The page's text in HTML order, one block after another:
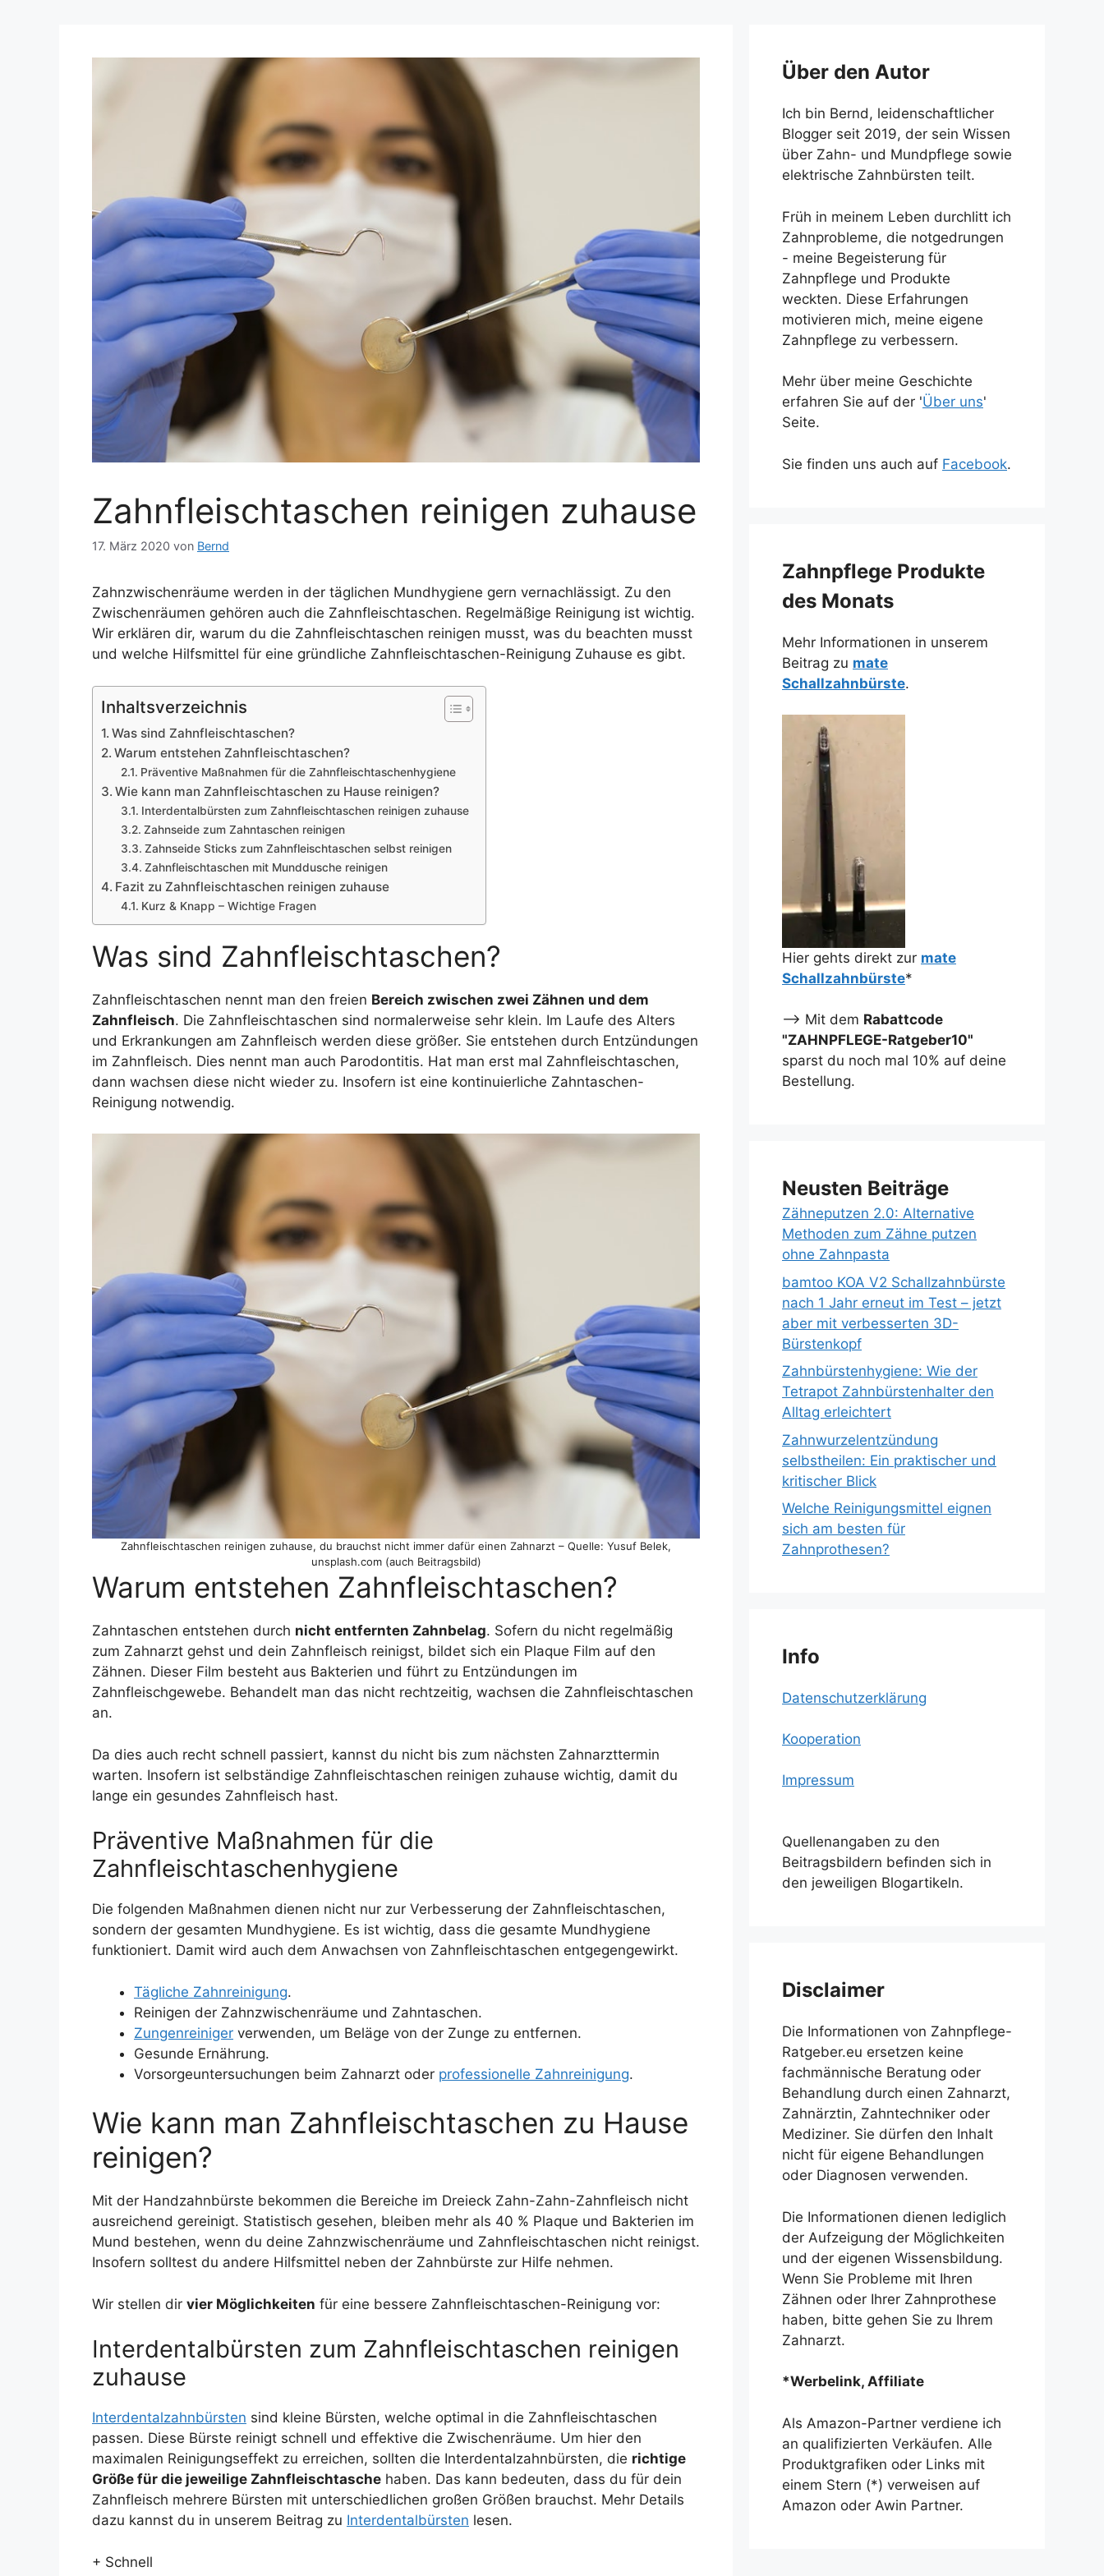
Zahnfleischtaschen reinigen zuhause
17. März 2020 von Bernd
Zahnzwischenräume werden in der täglichen Mundhygiene gern vernachlässigt. Zu den
Zwischenräumen gehören auch die Zahnfleischtaschen. Regelmäßige Reinigung ist wichtig.
Wir erklären dir, warum du die Zahnfleischtaschen reinigen musst, was du beachten musst
und welche Hilfsmittel für eine gründliche Zahnfleischtaschen-Reinigung Zuhause es gibt.
Inhaltsverzeichnis
Was sind Zahnfleischtaschen?
Warum entstehen Zahnfleischtaschen?
Präventive Maßnahmen für die Zahnfleischtaschenhygiene
Wie kann man Zahnfleischtaschen zu Hause reinigen?
Interdentalbürsten zum Zahnfleischtaschen reinigen zuhause
Zahnseide zum Zahntaschen reinigen
Zahnseide Sticks zum Zahnfleischtaschen selbst reinigen
Zahnfleischtaschen mit Munddusche reinigen
Fazit zu Zahnfleischtaschen reinigen zuhause
Kurz & Knapp – Wichtige Fragen
Was sind Zahnfleischtaschen?
Zahnfleischtaschen nennt man den freien Bereich zwischen zwei Zähnen und dem
Zahnfleisch. Die Zahnfleischtaschen sind normalerweise sehr klein. Im Laufe des Alters
und Erkrankungen am Zahnfleisch werden diese größer. Sie entstehen durch Entzündungen
im Zahnfleisch. Dies nennt man auch Parodontitis. Hat man erst mal Zahnfleischtaschen,
dann wachsen diese nicht wieder zu. Insofern ist eine kontinuierliche Zahntaschen-
Reinigung notwendig.
Zahnfleischtaschen reinigen zuhause, du brauchst nicht immer dafür einen Zahnarzt – Quelle: Yusuf Belek,
unsplash.com (auch Beitragsbild)
Warum entstehen Zahnfleischtaschen?
Zahntaschen entstehen durch nicht entfernten Zahnbelag. Sofern du nicht regelmäßig
zum Zahnarzt gehst und dein Zahnfleisch reinigst, bildet sich ein Plaque Film auf den
Zähnen. Dieser Film besteht aus Bakterien und führt zu Entzündungen im
Zahnfleischgewebe. Behandelt man das nicht rechtzeitig, wachsen die Zahnfleischtaschen
an.
Da dies auch recht schnell passiert, kannst du nicht bis zum nächsten Zahnarzttermin
warten. Insofern ist selbständige Zahnfleischtaschen reinigen zuhause wichtig, damit du
lange ein gesundes Zahnfleisch hast.
Präventive Maßnahmen für die
Zahnfleischtaschenhygiene
Die folgenden Maßnahmen dienen nicht nur zur Verbesserung der Zahnfleischtaschen,
sondern der gesamten Mundhygiene. Es ist wichtig, dass die gesamte Mundhygiene
funktioniert. Damit wird auch dem Anwachsen von Zahnfleischtaschen entgegengewirkt.
Tägliche Zahnreinigung.
Reinigen der Zahnzwischenräume und Zahntaschen.
Zungenreiniger verwenden, um Beläge von der Zunge zu entfernen.
Gesunde Ernährung.
Vorsorgeuntersuchungen beim Zahnarzt oder professionelle Zahnreinigung.
Wie kann man Zahnfleischtaschen zu Hause
reinigen?
Mit der Handzahnbürste bekommen die Bereiche im Dreieck Zahn-Zahn-Zahnfleisch nicht
ausreichend gereinigt. Statistisch gesehen, bleiben mehr als 40 % Plaque und Bakterien im
Mund bestehen, wenn du deine Zahnzwischenräume und Zahnfleischtaschen nicht reinigst.
Insofern solltest du andere Hilfsmittel neben der Zahnbürste zur Hilfe nehmen.
Wir stellen dir vier Möglichkeiten für eine bessere Zahnfleischtaschen-Reinigung vor:
Interdentalbürsten zum Zahnfleischtaschen reinigen
zuhause
Interdentalzahnbürsten sind kleine Bürsten, welche optimal in die Zahnfleischtaschen
passen. Diese Bürste reinigt schnell und effektive die Zwischenräume. Um hier den
maximalen Reinigungseffekt zu erreichen, sollten die Interdentalzahnbürsten, die richtige
Größe für die jeweilige Zahnfleischtasche haben. Das kann bedeuten, dass du für dein
Zahnfleisch mehrere Bürsten mit unterschiedlichen großen Größen brauchst. Mehr Details
dazu kannst du in unserem Beitrag zu Interdentalbürsten lesen.
+ Schnell
Über den Autor
Ich bin Bernd, leidenschaftlicher
Blogger seit 2019, der sein Wissen
über Zahn- und Mundpflege sowie
elektrische Zahnbürsten teilt.
Früh in meinem Leben durchlitt ich
Zahnprobleme, die notgedrungen
- meine Begeisterung für
Zahnpflege und Produkte
weckten. Diese Erfahrungen
motivieren mich, meine eigene
Zahnpflege zu verbessern.
Mehr über meine Geschichte
erfahren Sie auf der 'Über uns'
Seite.
Sie finden uns auch auf Facebook.
Zahnpflege Produkte
des Monats
Mehr Informationen in unserem
Beitrag zu mate
Schallzahnbürste.
Hier gehts direkt zur mate
Schallzahnbürste*
--> Mit dem Rabattcode
"ZAHNPFLEGE-Ratgeber10"
sparst du noch mal 10% auf deine
Bestellung.
Neusten Beiträge
Zähneputzen 2.0: Alternative
Methoden zum Zähne putzen
ohne Zahnpasta
bamtoo KOA V2 Schallzahnbürste
nach 1 Jahr erneut im Test – jetzt
aber mit verbesserten 3D-
Bürstenkopf
Zahnbürstenhygiene: Wie der
Tetrapot Zahnbürstenhalter den
Alltag erleichtert
Zahnwurzelentzündung
selbstheilen: Ein praktischer und
kritischer Blick
Welche Reinigungsmittel eignen
sich am besten für
Zahnprothesen?
Info
Datenschutzerklärung
Kooperation
Impressum
Quellenangaben zu den
Beitragsbildern befinden sich in
den jeweiligen Blogartikeln.
Disclaimer
Die Informationen von Zahnpflege-
Ratgeber.eu ersetzen keine
fachmännische Beratung oder
Behandlung durch einen Zahnarzt,
Zahnärztin, Zahntechniker oder
Mediziner. Sie dürfen den Inhalt
nicht für eigene Behandlungen
oder Diagnosen verwenden.
Die Informationen dienen lediglich
der Aufzeigung der Möglichkeiten
und der eigenen Wissensbildung.
Wenn Sie Probleme mit Ihren
Zähnen oder Ihrer Zahnprothese
haben, bitte gehen Sie zu Ihrem
Zahnarzt.
*Werbelink, Affiliate
Als Amazon-Partner verdiene ich
an qualifizierten Verkäufen. Alle
Produktgrafiken oder Links mit
einem Stern (*) verweisen auf
Amazon oder Awin Partner.